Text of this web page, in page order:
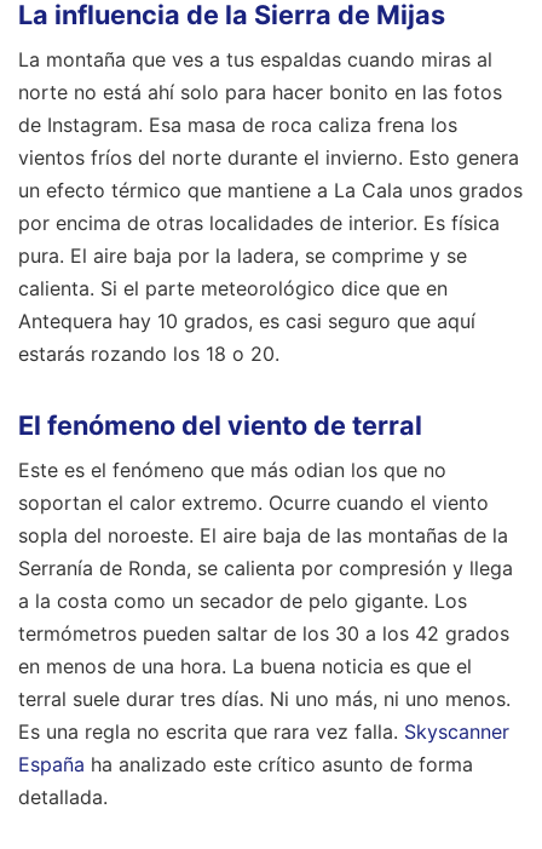
La influencia de la Sierra de Mijas
La montaña que ves a tus espaldas cuando miras al
norte no está ahí solo para hacer bonito en las fotos
de Instagram. Esa masa de roca caliza frena los
vientos fríos del norte durante el invierno. Esto genera
un efecto térmico que mantiene a La Cala unos grados
por encima de otras localidades de interior. Es física
pura. El aire baja por la ladera, se comprime y se
calienta. Si el parte meteorológico dice que en
Antequera hay 10 grados, es casi seguro que aquí
estarás rozando los 18 o 20.
El fenómeno del viento de terral
Este es el fenómeno que más odian los que no
soportan el calor extremo. Ocurre cuando el viento
sopla del noroeste. El aire baja de las montañas de la
Serranía de Ronda, se calienta por compresión y llega
a la costa como un secador de pelo gigante. Los
termómetros pueden saltar de los 30 a los 42 grados
en menos de una hora. La buena noticia es que el
terral suele durar tres días. Ni uno más, ni uno menos.
Es una regla no escrita que rara vez falla. Skyscanner
España ha analizado este crítico asunto de forma
detallada.